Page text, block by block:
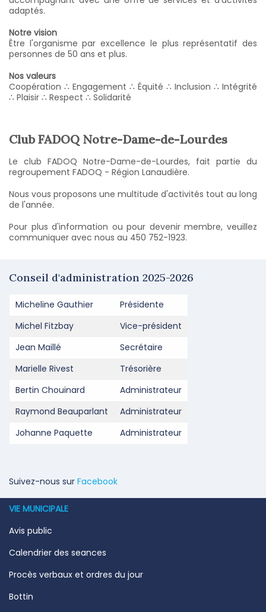
adaptés.
Notre vision
Être l'organisme par excellence le plus représentatif des
personnes de 50 ans et plus.
Nos valeurs
Coopération ∴ Engagement ∴ Équité ∴ Inclusion ∴ Intégrité
∴ Plaisir ∴ Respect ∴ Solidarité
Club FADOQ Notre-Dame-de-Lourdes
Le club FADOQ Notre-Dame-de-Lourdes, fait partie du
regroupement FADOQ - Région Lanaudière.
Nous vous proposons une multitude d'activités tout au long
de l'année.
Pour plus d'information ou pour devenir membre, veuillez
communiquer avec nous au 450 752-1923.
Conseil d'administration 2025-2026
Micheline Gauthier
Présidente
Michel Fitzbay
Vice-président
Jean Maillé
Secrétaire
Marielle Rivest
Trésorière
Bertin Chouinard
Administrateur
Raymond Beauparlant
Administrateur
Johanne Paquette
Administrateur
Suivez-nous sur Facebook
VIE MUNICIPALE
Avis public
Calendrier des seances
Procès verbaux et ordres du jour
Bottin